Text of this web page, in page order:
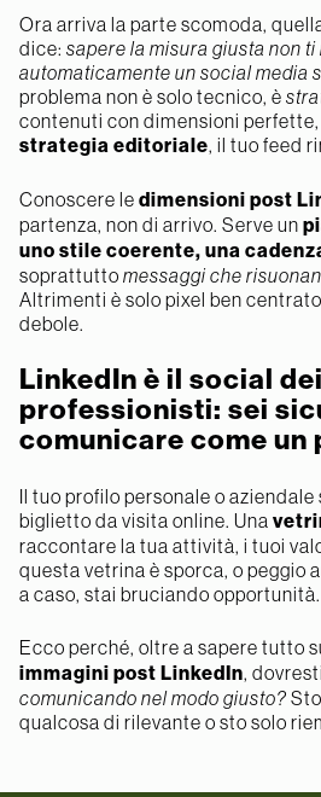
Ora arriva la parte scomoda,
dice: sapere la misura giusta non ti
automaticamente un social media
problema non è solo tecnico, è
contenuti con dimensioni perfette,
strategia editoriale, il tuo feed
Conoscere le dimensioni post
partenza, non di arrivo. Serve un
uno stile coerente, una
soprattutto messaggi che
Altrimenti è solo pixel ben
debole.
LinkedIn è il social dei
professionisti: sei
comunicare come un
Il tuo profilo personale o aziendale
biglietto da visita online. Una
raccontare la tua attività, i tuoi
questa vetrina è sporca, o peggio
a caso, stai bruciando opportunità.
Ecco perché, oltre a sapere tutto
immagini post LinkedIn,
comunicando nel modo giusto?
qualcosa di rilevante o sto solo